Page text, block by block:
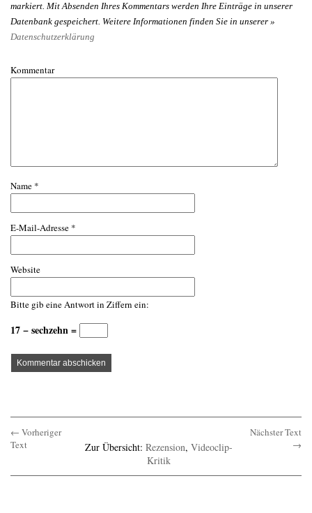
markiert. Mit Absenden Ihres Kommentars werden Ihre Einträge in unserer
Datenbank gespeichert. Weitere Informationen finden Sie in unserer »
Datenschutzerklärung
Kommentar
Name *
E-Mail-Adresse *
Website
Bitte gib eine Antwort in Ziffern ein:
17 − sechzehn =
← Vorheriger
Text
Zur Übersicht: Rezension, Videoclip-
Kritik
Nächster Text
→